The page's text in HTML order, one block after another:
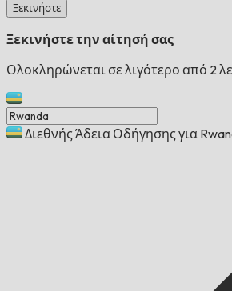
Ξεκινήστε
Ξεκινήστε την αίτησή σας
Ολοκληρώνεται σε λιγότερο από 2
Διεθνής Άδεια Οδήγησης για